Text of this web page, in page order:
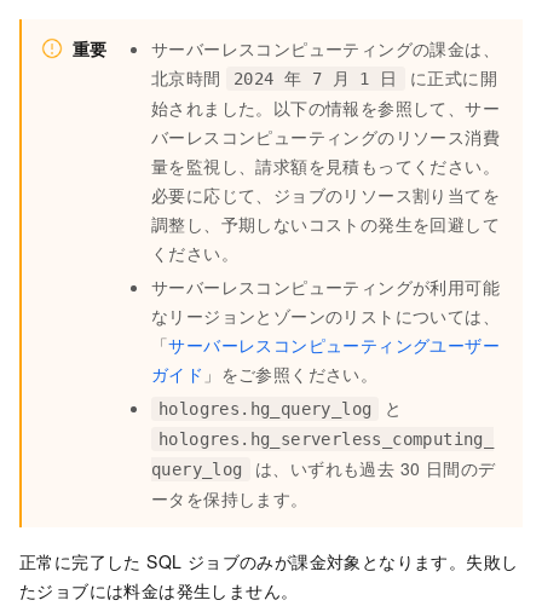
重要
サーバーレスコンピューティングの課金は、
北京時間
2024 年 7 月 1 日
に正式に開
始されました。以下の情報を参照して、サー
バーレスコンピューティングのリソース消費
量を監視し、請求額を見積もってください。
必要に応じて、ジョブのリソース割り当てを
調整し、予期しないコストの発生を回避して
ください。
サーバーレスコンピューティングが利用可能
なリージョンとゾーンのリストについては、
「サーバーレスコンピューティングユーザー
ガイド 」をご参照ください。
hologres.hg_query_log と
hologres.hg_serverless_computing_
query_log
は、いずれも過去 30 日間のデ
ータを保持します。
正常に完了した SQL ジョブのみが課金対象となります。失敗し
たジョブには料金は発生しません。